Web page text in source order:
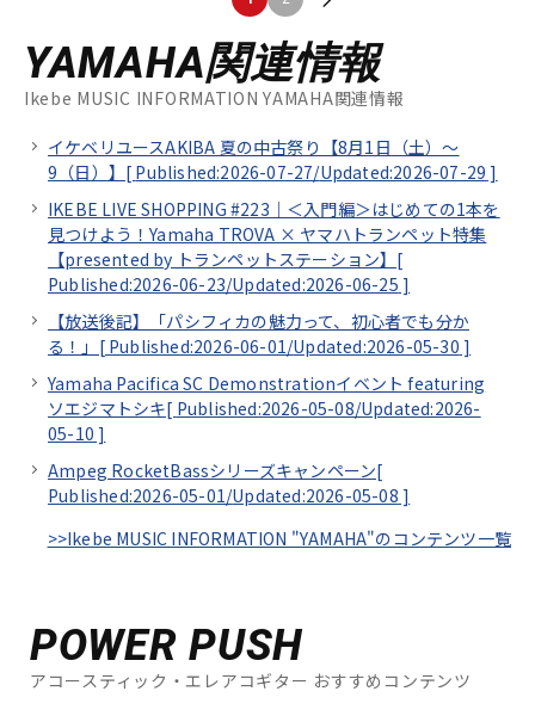
YAMAHA関連情報
Ikebe MUSIC INFORMATION YAMAHA関連情報
イケベリユースAKIBA 夏の中古祭り【8月1日（土）～
9（日）】[ Published:2026-07-27/Updated:2026-07-29 ]
IKEBE LIVE SHOPPING #223｜＜入門編＞はじめての1本を
見つけよう！Yamaha TROVA × ヤマハトランペット特集
【presented by トランペットステーション】[
Published:2026-06-23/Updated:2026-06-25 ]
【放送後記】「パシフィカの魅力って、初心者でも分か
る！」[ Published:2026-06-01/Updated:2026-05-30 ]
Yamaha Pacifica SC Demonstrationイベント featuring
ソエジマトシキ[ Published:2026-05-08/Updated:2026-
05-10 ]
Ampeg RocketBassシリーズキャンペーン[
Published:2026-05-01/Updated:2026-05-08 ]
>>Ikebe MUSIC INFORMATION "YAMAHA"のコンテンツ一覧
POWER PUSH
アコースティック・エレアコギター おすすめコンテンツ